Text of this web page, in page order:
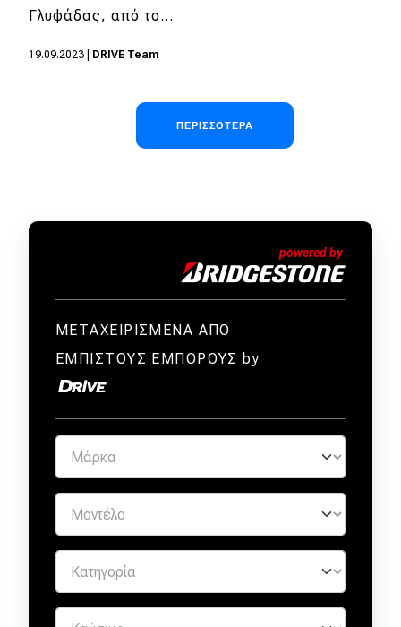
Γλυφάδας, από το…
19.09.2023 DRIVE Team
ΠΕΡΙΣΣΌΤΕΡΑ
ΜΕΤΑΧΕΙΡΙΣΜΕΝΑ ΑΠΟ
ΕΜΠΙΣΤΟΥΣ ΕΜΠΟΡΟΥΣ by